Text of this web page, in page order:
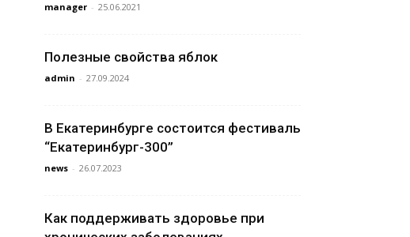
manager - 25.06.2021
Полезные свойства яблок
admin - 27.09.2024
В Екатеринбурге состоится фестиваль
“Екатеринбург-300”
news - 26.07.2023
Как поддерживать здоровье при